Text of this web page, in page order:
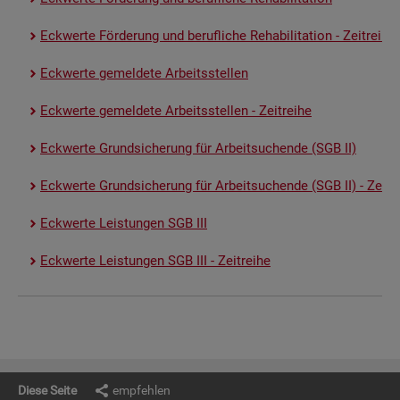
Eck­wer­te För­de­rung und be­ruf­li­che Re­ha­bi­li­ta­ti­on - Zeit­rei­he
Eck­wer­te ge­mel­de­te Ar­beits­stel­len
Eck­wer­te ge­mel­de­te Ar­beits­stel­len - Zeit­rei­he
Eck­wer­te Grund­si­che­rung für Ar­beit­su­chen­de (SGB II)
Eck­wer­te Grund­si­che­rung für Ar­beit­su­chen­de (SGB II) -
Eck­wer­te Leis­tun­gen SGB III
Eck­wer­te Leis­tun­gen SGB III - Zeit­rei­he
Diese Seite empfehlen